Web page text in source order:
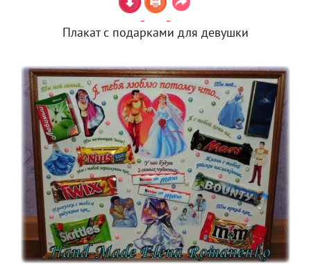
Плакат с подарками для девушки